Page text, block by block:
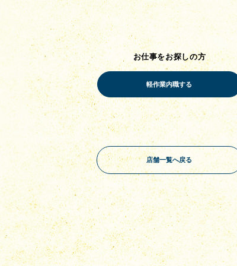
お仕事をお探しの方
店舗一覧へ戻る